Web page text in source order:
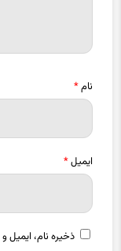
نام*
ایمیل*
ذخیره نام، ایمیل